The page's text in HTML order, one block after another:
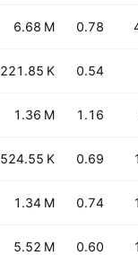
6.68 M 0.78
221.85 K 0.54
1.36 M 1.16
524.55 K 0.69
1.34 M 0.74
5.52 M 0.60